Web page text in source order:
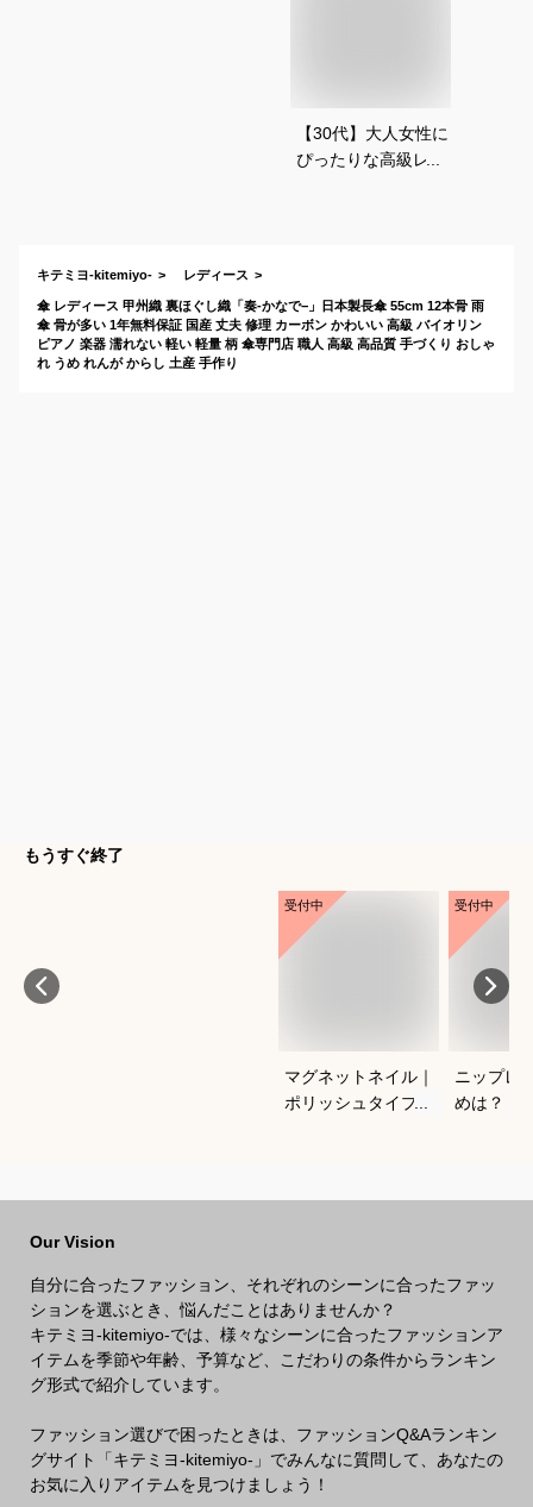
【30代】大人女性に
ぴったりな高級レデ
キテミヨ-kitemiyo- レディース
傘 レディース 甲州織 裏ほぐし織「奏‐かなで−」日本製長傘 55cm 12本骨 雨
傘 骨が多い 1年無料保証 国産 丈夫 修理 カーボン かわいい 高級 バイオリン
ピアノ 楽器 濡れない 軽い 軽量 柄 傘専門店 職人 高級 高品質 手づくり おしゃ
れ うめ れんが からし 土産 手作り
もうすぐ終了
受付中
マグネットネイル｜
ポリッシュタイプで
受付中
ニップレ
めは？
Our Vision
自分に合ったファッション、それぞれのシーンに合ったファッ
ションを選ぶとき、悩んだことはありませんか？
キテミヨ-kitemiyo-では、様々なシーンに合ったファッションア
イテムを季節や年齢、予算など、こだわりの条件からランキン
グ形式で紹介しています。
ファッション選びで困ったときは、ファッションQ&Aランキン
グサイト「キテミヨ-kitemiyo-」でみんなに質問して、あなたの
お気に入りアイテムを見つけましょう！